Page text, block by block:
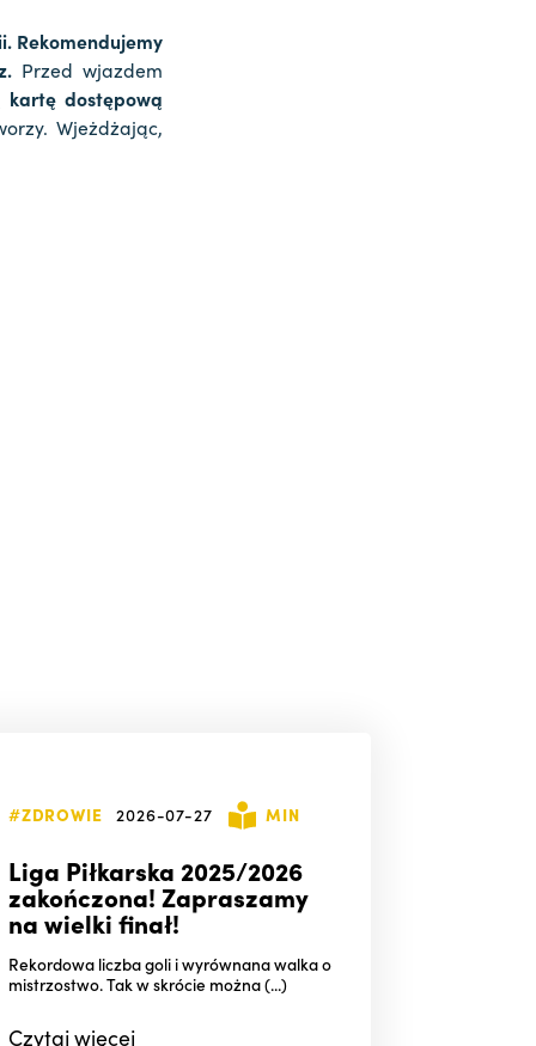
Rekomendujemy
Przed wjazdem
kartę dostępową
Wjeżdżając,
#ZDROWIE 2026-07-27 MIN
Liga Piłkarska 2025/2026
zakończona! Zapraszamy
na wielki finał!
Rekordowa liczba goli i wyrównana walka o
mistrzostwo. Tak w skrócie można (...)
Czytajwięcej